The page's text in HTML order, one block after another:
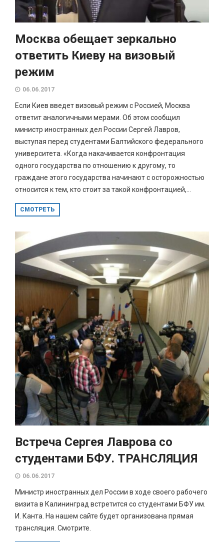
Москва обещает зеркально
ответить Киеву на визовый
режим
06.06.2017
Если Киев введет визовый режим с Россией, Москва
ответит аналогичными мерами. Об этом сообщил
министр иностранных дел России Сергей Лавров,
выступая перед студентами Балтийского федерального
университета. «Когда накачивается конфронтация
одного государства по отношению к другому, то
граждане этого государства начинают с осторожностью
относится к тем, кто стоит за такой конфронтацией,...
СМОТРЕТЬ
Встреча Сергея Лаврова со
студентами БФУ. ТРАНСЛЯЦИЯ
06.06.2017
Министр иностранных дел России в ходе своего рабочего
визита в Калининград встретится со студентами БФУ им.
И. Канта. На нашем сайте будет организована прямая
трансляция. Смотрите.